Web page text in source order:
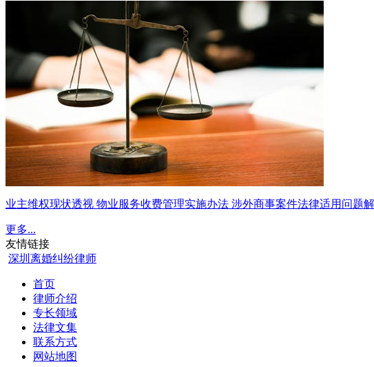
业主维权现状透视 物业服务收费管理实施办法 涉外商事案件法律适用问题
更多...
友情链接
深圳离婚纠纷律师
首页
律师介绍
专长领域
法律文集
联系方式
网站地图